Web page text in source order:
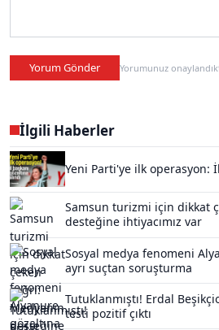
Yorum Gönder Yorumunuz
İlgili Haberler
Yeni Parti'ye ilk operasyon:
Samsun turizmi için dikkat
desteğine ihtiyacımız var
Sosyal medya fenomeni
ayrı suçtan soruşturma
Tutuklanmıştı! Erdal
testi pozitif çıktı